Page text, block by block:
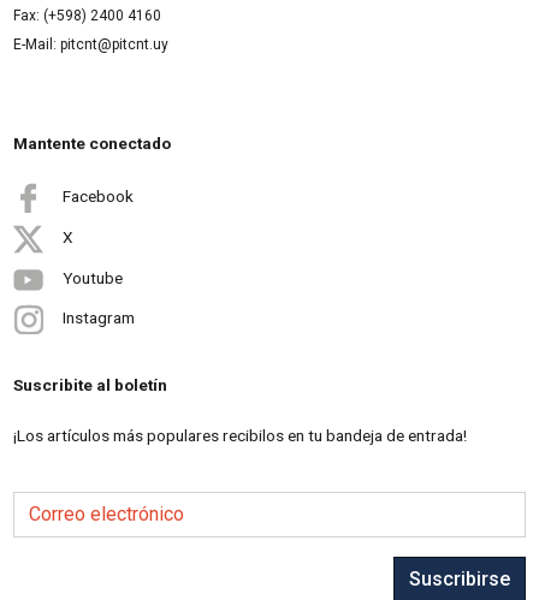
Fax: (+598) 2400 4160
E-Mail: pitcnt@pitcnt.uy
Mantente conectado
Facebook
X
Youtube
Instagram
Suscribite al boletín
¡Los artículos más populares recibilos en tu bandeja de entrada!
Correo electrónico
Suscribirse